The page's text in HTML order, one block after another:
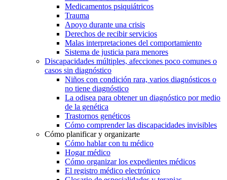
Medicamentos psiquiátricos
Trauma
Apoyo durante una crisis
Derechos de recibir servicios
Malas interpretaciones del comportamiento
Sistema de justicia para menores
Discapacidades múltiples, afecciones poco comunes o
casos sin diagnóstico
Niños con condición rara, varios diagnósticos o
no tiene diagnóstico
La odisea para obtener un diagnóstico por medio
de la genética
Trastornos genéticos
Cómo comprender las discapacidades invisibles
Cómo planificar y organizarte
Cómo hablar con tu médico
Hogar médico
Cómo organizar los expedientes médicos
El registro médico electrónico